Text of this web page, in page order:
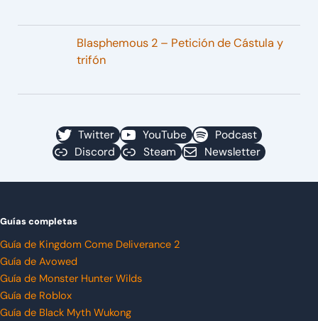
Blasphemous 2 – Petición de Cástula y
trifón
Twitter YouTube
Podcast
Discord
Steam Newsletter
Guías completas
Guía de Kingdom Come Deliverance 2
Guía de Avowed
Guía de Monster Hunter Wilds
Guía de Roblox
Guía de Black Myth Wukong